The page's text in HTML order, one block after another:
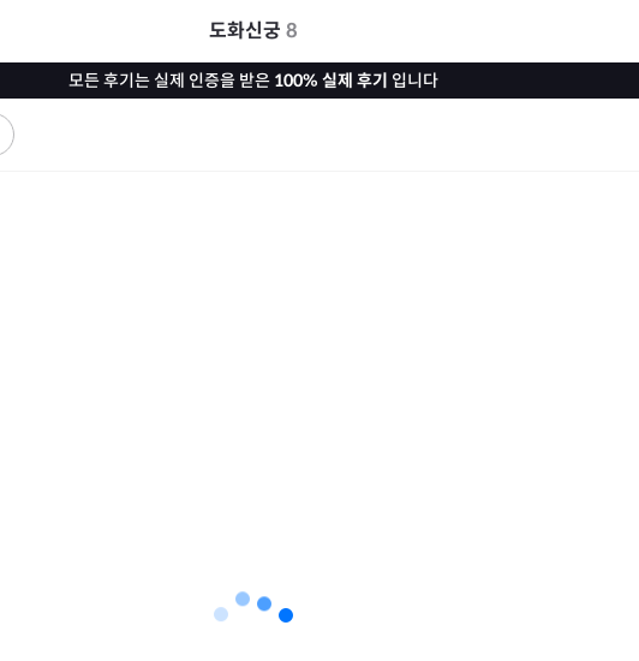
도화신궁 8
모든 후기는 실제 인증을 받은 100% 실제 후기 입니다